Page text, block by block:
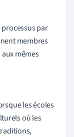
par
membres
aux mêmes
les écoles
où les